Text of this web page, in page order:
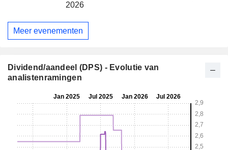
2026
Meer evenementen
Dividend/aandeel (DPS) - Evolutie van
analistenramingen